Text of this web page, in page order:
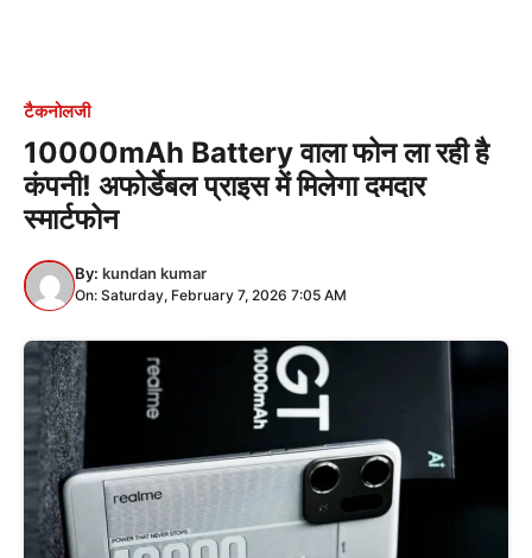
टैकनोलजी
10000mAh Battery वाला फोन ला रही है
कंपनी! अफोर्डेबल प्राइस में मिलेगा दमदार
स्मार्टफोन
By: kundan kumar
On: Saturday, February 7, 2026 7:05 AM